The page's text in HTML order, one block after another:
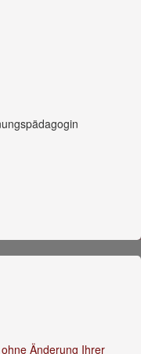
Änderung Ihrer